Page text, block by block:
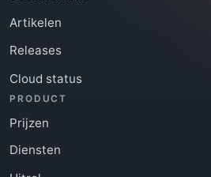
Artikelen
Releases
Cloud status
PRODUCT
Prijzen
Diensten